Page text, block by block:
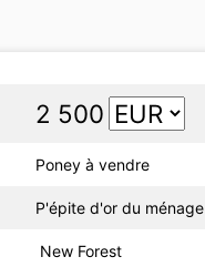
2 500
Poney à vendre
P'épite d'or du ménage
New Forest